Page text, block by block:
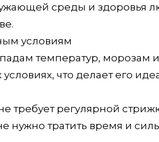
среды и здоровья
условиям
температур, морозам
что делает его
требует регулярной
нужно тратить время и